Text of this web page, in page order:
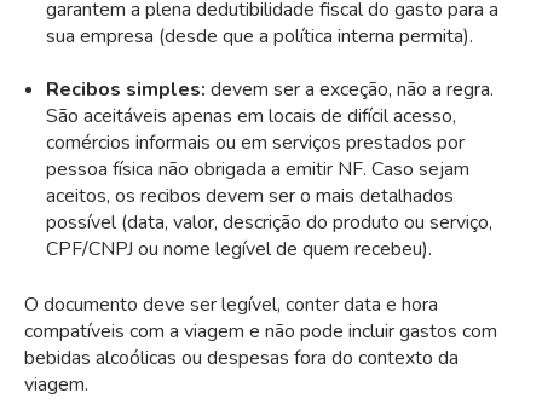
garantem a plena dedutibilidade fiscal do gasto para a
sua empresa (desde que a política interna permita).
Recibos simples: devem ser a exceção, não a regra.
São aceitáveis apenas em locais de difícil acesso,
comércios informais ou em serviços prestados por
pessoa física não obrigada a emitir NF. Caso sejam
aceitos, os recibos devem ser o mais detalhados
possível (data, valor, descrição do produto ou serviço,
CPF/CNPJ ou nome legível de quem recebeu).
O documento deve ser legível, conter data e hora
compatíveis com a viagem e não pode incluir gastos com
bebidas alcoólicas ou despesas fora do contexto da
viagem.